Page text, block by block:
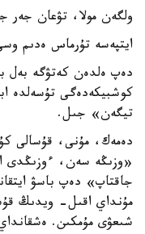
ولگەن مولا، تۋعان جەر
ايتپەسە تۇرماس ەدىم
دەپ ەلدەن كەتۋگە بەل
كوشبيكەدەگى تۇسەلدە
تيگەن» جىل.
دەمەك، مۇنى، قۇسالى
«وزىڭە سەن، ءوزىڭدى
جاقتاپ» دەپ باسۋ
مۇنداي اقىل- ويدىڭ
شىعۋى مۇمكىن.